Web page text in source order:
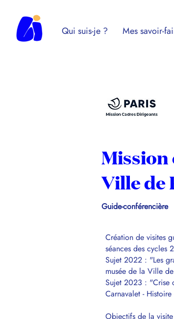
Qui suis-je ? Mes savoir-
Mission
Ville de
Guide-conférencière
Création de visites
séances des cycles
Sujet 2022 : "Les
musée de la Ville
Sujet 2023 : "Crise
Carnavalet -
Objectifs de la